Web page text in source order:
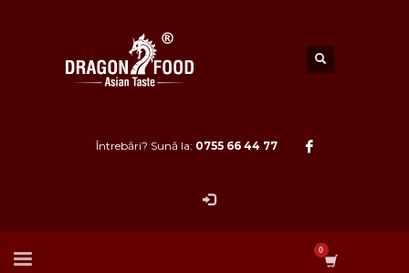
Întrebări? Sună la: 0755 66 44 77